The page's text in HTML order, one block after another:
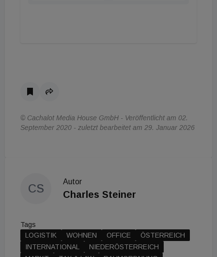
© Cachalot Media House GmbH - Veröffentlicht am 02.
September 2020 - zuletzt bearbeitet am 29. Januar 2026
CS
Autor
Charles Steiner
Tags
LOGISTIK
WOHNEN OFFICE
ÖSTERREICH
INTERNATIONAL
NIEDERÖSTERREICH